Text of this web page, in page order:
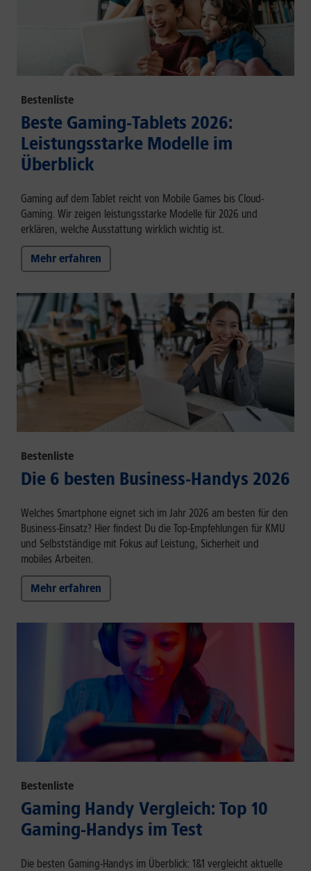
Bestenliste
Beste Gaming-Tablets 2026:
Leistungsstarke Modelle im
Überblick
Gaming auf dem Tablet reicht von Mobile Games bis Cloud-
Gaming. Wir zeigen leistungsstarke Modelle für 2026 und
erklären, welche Ausstattung wirklich wichtig ist.
Mehr erfahren
Bestenliste
Die 6 besten Business-Handys 2026
Welches Smartphone eignet sich im Jahr 2026 am besten für den
Business-Einsatz? Hier findest Du die Top-Empfehlungen für KMU
und Selbstständige mit Fokus auf Leistung, Sicherheit und
mobiles Arbeiten.
Mehr erfahren
Bestenliste
Gaming Handy Vergleich: Top 10
Gaming-Handys im Test
Die besten Gaming-Handys im Überblick: 1&1 vergleicht aktuelle